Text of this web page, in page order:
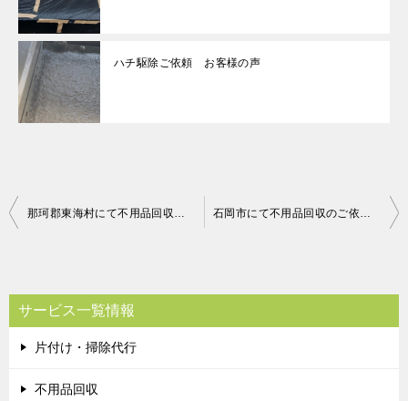
ハチ駆除ご依頼 お客様の声
投
ビ
ゲ
ー
シ
那珂郡東海村にて不用品回収（その他微調整）のご依頼 お客様の声 石岡市にて不用品回収のご依頼 お客様の声
サービス一覧情報
片付け・掃除代行
不用品回収